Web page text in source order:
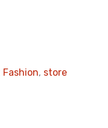
Fashion, store